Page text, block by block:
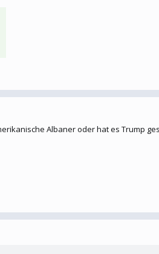
Albaner oder hat es Trump